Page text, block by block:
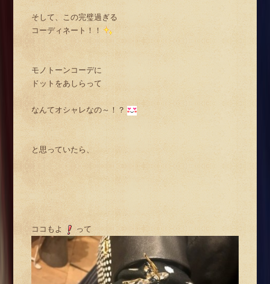
そして、この完璧過ぎる
コーディネート！！
モノトーンコーデに
ドットをあしらって
なんてオシャレなの～！？
と思っていたら、
ココもよ って